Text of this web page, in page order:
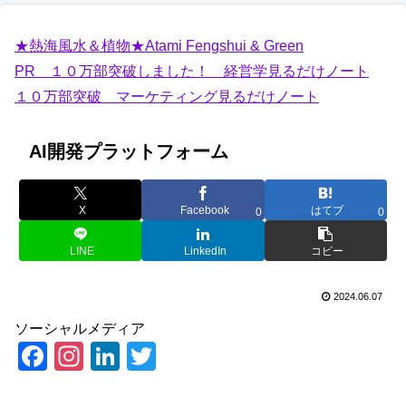
★熱海風水＆植物★Atami Fengshui & Green
PR １０万部突破しました！ 経営学見るだけノート
１０万部突破 マーケティング見るだけノート
AI開発プラットフォーム
X Facebook 0 はてブ 0
LINE LinkedIn コピー
2024.06.07
ソーシャルメディア
F
In
Li